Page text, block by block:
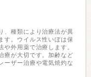
、種類により治療法が異
す。ウイルス性いぼは保
外用薬で治療します。
療が大切です。加齢など
ーザー治療や電気焼灼な